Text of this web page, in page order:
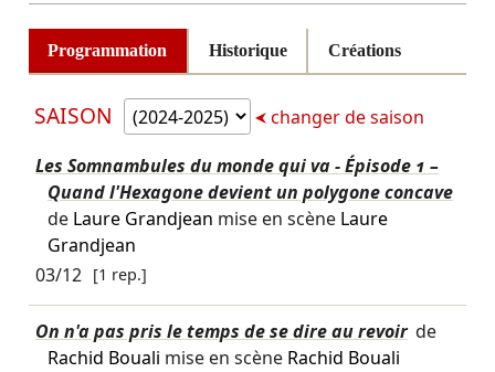
Programmation Historique Créations
SAISON changer de saison
Les Somnambules du monde qui va - Épisode 1 –
Quand l'Hexagone devient un polygone concave
de Laure Grandjean mise en scène Laure
Grandjean
03/12 [1 rep.]
On n'a pas pris le temps de se dire au revoir de
Rachid Bouali mise en scène Rachid Bouali